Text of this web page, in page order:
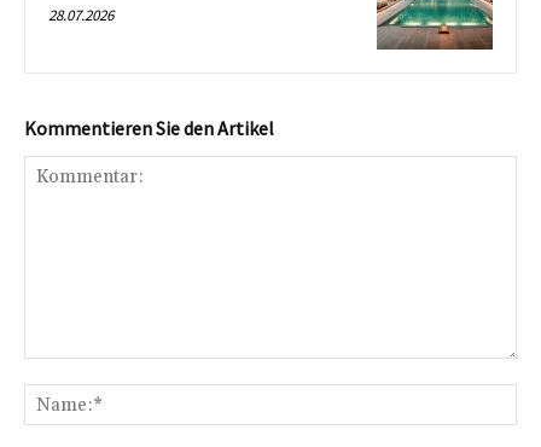
28.07.2026
Kommentieren Sie den Artikel